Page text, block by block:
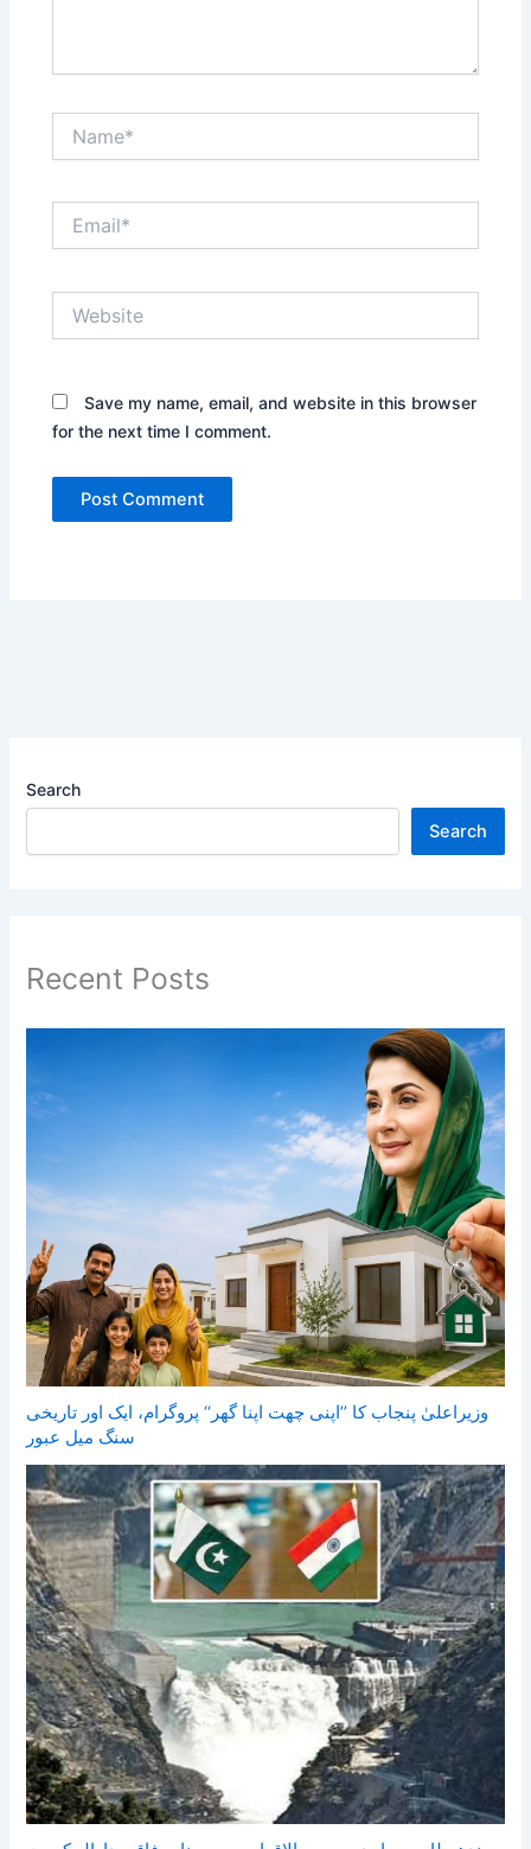
Save my name, email, and website in this browser
for the next time I comment.
Search
Search
Recent Posts
وزیراعلیٰ پنجاب کا ’’اپنی چھت اپنا گھر‘‘ پروگرام، ایک اور تاریخی
سنگ میل عبور